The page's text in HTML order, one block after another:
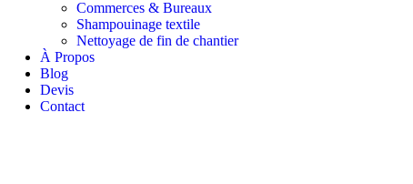
Commerces & Bureaux
Shampouinage textile
Nettoyage de fin de chantier
À Propos
Blog
Devis
Contact